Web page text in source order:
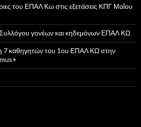
του ΕΠΑΛ Κω στις εξετάσεις ΚΠΓ Μαΐου
Συλλόγου γονέων και κηδεμόνων ΕΠΑΛ ΚΩ
7 καθηγητών του 1ου ΕΠΑΛ ΚΩ στην